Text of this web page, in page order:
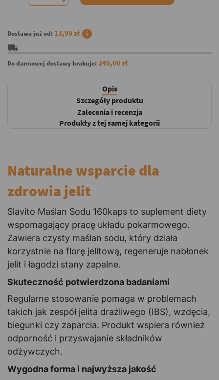
Dostawa już od: 13,99 zł info
local_shipping
Do darmowej dostawy brakuje:249,00 zł
Opis
Szczegóły produktu
Zalecenia i recenzja
Produkty z tej samej kategorii
Naturalne wsparcie dla
zdrowia jelit
Slavito Maślan Sodu 160kaps to suplement diety
wspomagający pracę układu pokarmowego.
Zawiera czysty maślan sodu, który działa
korzystnie na florę jelitową, regeneruje nabłonek
jelit i łagodzi stany zapalne.
Skuteczność potwierdzona badaniami
Regularne stosowanie pomaga w problemach
takich jak zespół jelita drażliwego (IBS), wzdęcia,
biegunki czy zaparcia. Produkt wspiera również
odporność i przyswajanie składników
odżywczych.
Wygodna forma i najwyższa jakość